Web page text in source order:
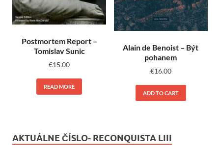
Postmortem Report –
Tomislav Sunic
€15.00
READ MORE
Alain de Benoist – Být
pohanem
€16.00
ADD TO CART
AKTUÁLNE ČÍSLO- RECONQUISTA LIII